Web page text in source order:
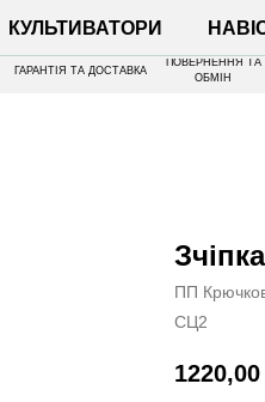
НАВІСНЕ
ПОВЕРНЕННЯ ТА
ОБМІН
ВІДГУКИ
ПП
СЦ2
1220,00